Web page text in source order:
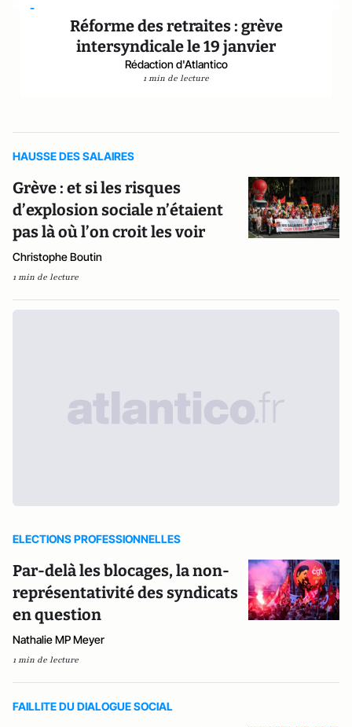
-
Réforme des retraites : grève
intersyndicale le 19 janvier
Rédaction d'Atlantico
1 min de lecture
HAUSSE DES SALAIRES
Grève : et si les risques
d’explosion sociale n’étaient
pas là où l’on croit les voir
Christophe Boutin
1 min de lecture
ELECTIONS PROFESSIONNELLES
Par-delà les blocages, la non-
représentativité des syndicats
en question
Nathalie MP Meyer
1 min de lecture
FAILLITE DU DIALOGUE SOCIAL